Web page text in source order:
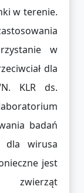
w terenie.
w
dla
KLR ds.
badań
dla wirusa
jest
zwierząt